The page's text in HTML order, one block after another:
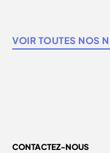
VOIR TOUTES NOS
CONTACTEZ-NOUS